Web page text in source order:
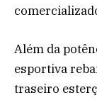
Além da
esportiva
traseiro